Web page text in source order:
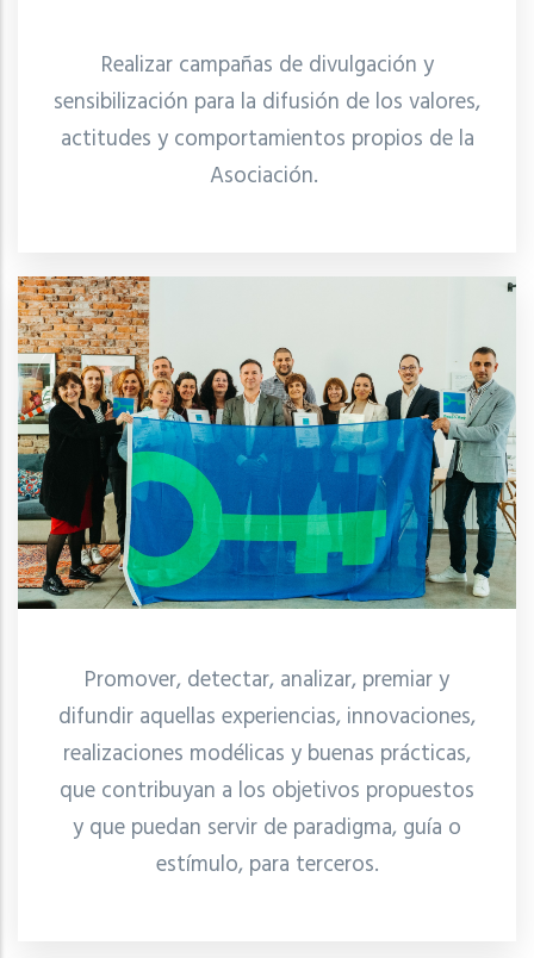
Realizar campañas de divulgación y
sensibilización para la difusión de los valores,
actitudes y comportamientos propios de la
Asociación.
Promover, detectar, analizar, premiar y
difundir aquellas experiencias, innovaciones,
realizaciones modélicas y buenas prácticas,
que contribuyan a los objetivos propuestos
y que puedan servir de paradigma, guía o
estímulo, para terceros.